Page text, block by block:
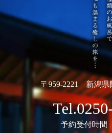
〒959-2221 新潟県
予約受付時間